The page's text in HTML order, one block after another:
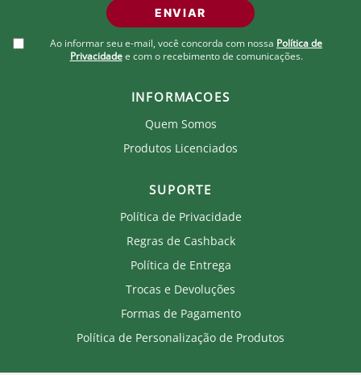
ENVIAR
Ao informar seu e-mail, você concorda com nossa Política de
Privacidade e com o recebimento de comunicações.
INFORMACOES
Quem Somos
Produtos Licenciados
SUPORTE
Política de Privacidade
Regras de Cashback
Política de Entrega
Trocas e Devoluções
Formas de Pagamento
Política de Personalização de Produtos